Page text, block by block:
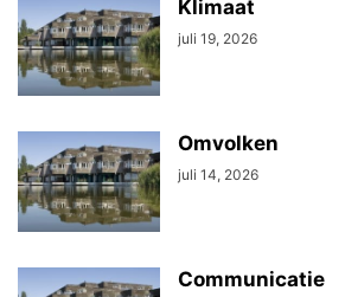
Klimaat
juli 19, 2026
Omvolken
juli 14, 2026
Communicatie